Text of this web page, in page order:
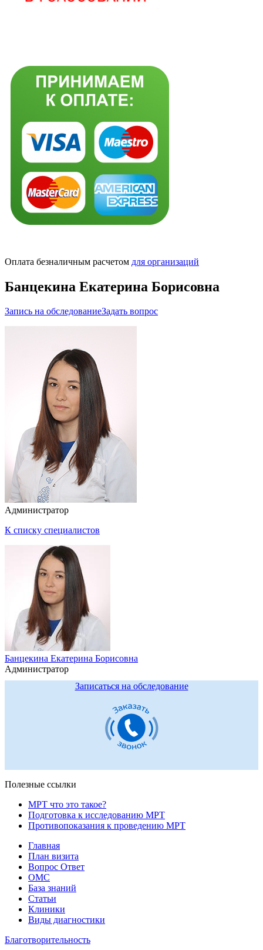
Оплата безналичным расчетом для организаций
Банцекина Екатерина Борисовна
Запись на обследованиеЗадать вопрос
Администратор
К списку специалистов
Банцекина Екатерина Борисовна
Администратор
Записаться на обследование
Полезные ссылки
МРТ что это такое?
Подготовка к исследованию МРТ
Противопоказания к проведению МРТ
Главная
План визита
Вопрос Ответ
ОМС
База знаний
Статьи
Клиники
Виды диагностики
Благотворительность